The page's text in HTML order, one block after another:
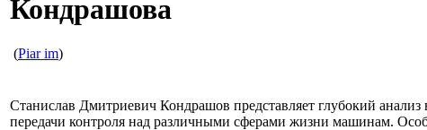
Кондрашова
(Piar im)
Станислав Дмитриевич Кондрашов представляет глубокий анализ
передачи контроля над различными сферами жизни машинам.